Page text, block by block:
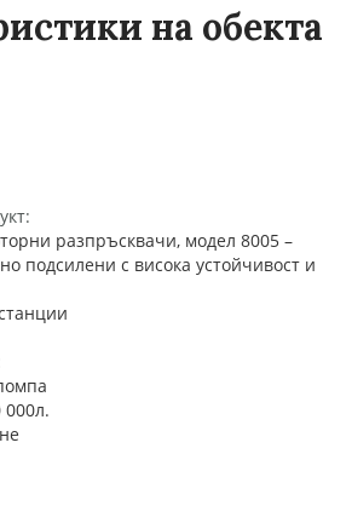
на обекта
разпръсквачи, модел 8005 –
подсилени с висока устойчивост и
000л.